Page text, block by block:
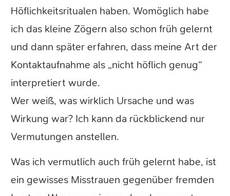
Höflichkeitsritualen haben. Womöglich habe
ich das kleine Zögern also schon früh gelernt
und dann später erfahren, dass meine Art der
Kontaktaufnahme als „nicht höflich genug“
interpretiert wurde.
Wer weiß, was wirklich Ursache und was
Wirkung war? Ich kann da rückblickend nur
Vermutungen anstellen.
Was ich vermutlich auch früh gelernt habe, ist
ein gewisses Misstrauen gegenüber fremden